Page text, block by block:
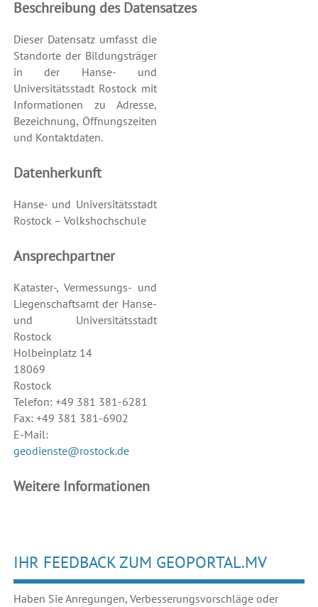
Beschreibung des Datensatzes
Dieser Datensatz umfasst die
Standorte der Bildungsträger
in der Hanse- und
Universitätsstadt Rostock mit
Informationen zu Adresse,
Bezeichnung, Öffnungszeiten
und Kontaktdaten.
Datenherkunft
Hanse- und Universitätsstadt
Rostock – Volkshochschule
Ansprechpartner
Kataster-, Vermessungs- und
Liegenschaftsamt der Hanse-
und Universitätsstadt
Rostock
Holbeinplatz 14
18069
Rostock
Telefon: +49 381 381-6281
Fax: +49 381 381-6902
E-Mail:
geodienste@rostock.de
Weitere Informationen
IHR FEEDBACK ZUM GEOPORTAL.MV
Haben Sie Anregungen, Verbesserungsvorschläge oder